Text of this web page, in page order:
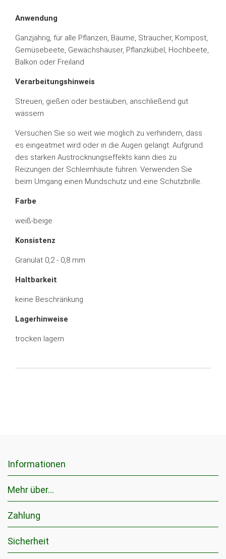
Anwendung
Ganzjährig, für alle Pflanzen, Bäume, Sträucher, Kompost,
Gemüsebeete, Gewächshäuser, Pflanzkübel, Hochbeete,
Balkon oder Freiland
Verarbeitungshinweis
Streuen, gießen oder bestäuben, anschließend gut
wässern
Versuchen Sie so weit wie möglich zu verhindern, dass
es eingeatmet wird oder in die Augen gelangt. Aufgrund
des starken Austrocknungseffekts kann dies zu
Reizungen der Schleimhäute führen. Verwenden Sie
beim Umgang einen Mundschutz und eine Schutzbrille.
Farbe
weiß-beige
Konsistenz
Granulat 0,2 - 0,8 mm
Haltbarkeit
keine Beschränkung
Lagerhinweise
trocken lagern
Informationen
Mehr über...
Zahlung
Sicherheit